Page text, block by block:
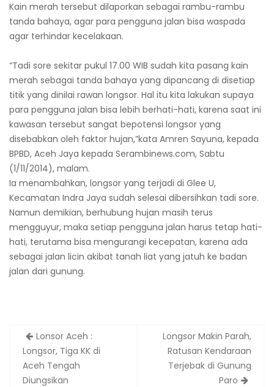
Kain merah tersebut dilaporkan sebagai rambu-rambu
tanda bahaya, agar para pengguna jalan bisa waspada
agar terhindar kecelakaan.
“Tadi sore sekitar pukul 17.00 WIB sudah kita pasang kain
merah sebagai tanda bahaya yang dipancang di disetiap
titik yang dinilai rawan longsor. Hal itu kita lakukan supaya
para pengguna jalan bisa lebih berhati-hati, karena saat ini
kawasan tersebut sangat bepotensi longsor yang
disebabkan oleh faktor hujan,”kata Amren Sayuna, kepada
BPBD, Aceh Jaya kepada Serambinews.com, Sabtu
(1/11/2014), malam.
Ia menambahkan, longsor yang terjadi di Glee U,
Kecamatan Indra Jaya sudah selesai dibersihkan tadi sore.
Namun demikian, berhubung hujan masih terus
mengguyur, maka setiap pengguna jalan harus tetap hati-
hati, terutama bisa mengurangi kecepatan, karena ada
sebagai jalan licin akibat tanah liat yang jatuh ke badan
jalan dari gunung.
Post
navigation
Lonsor Aceh :
Longsor, Tiga KK di
Aceh Tengah
Diungsikan
Longsor Makin Parah,
Ratusan Kendaraan
Terjebak di Gunung
Paro